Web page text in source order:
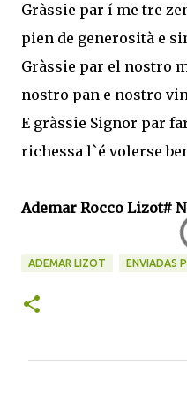
Gràssie par í me tre
pien de generosità e
Gràssie par el nostro
nostro pan e nostro
E gràssie Signor par
richessa l`é volerse
Ademar Rocco Lizot#
ADEMAR LIZOT ENVIADAS